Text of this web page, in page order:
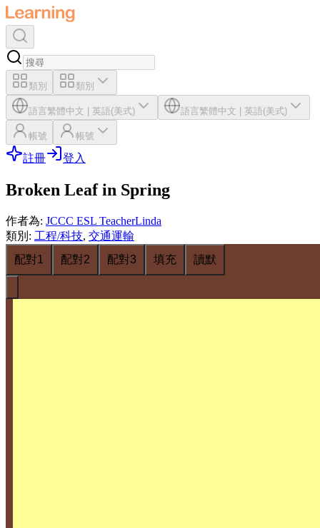
類別 類別
語言繁體中文 英語(美式) 語言繁體中文 英語(美式)
帳號 帳號
註冊 登入
Broken Leaf in Spring
作者為: JCCC ESL TeacherLinda
類別 : 工程/科技, 交通運輸
配對1
配對2 配對3 填充 讀默